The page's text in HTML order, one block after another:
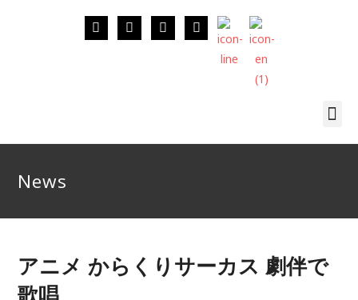
News
アニメ からくりサーカス 劇伴で